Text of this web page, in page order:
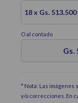
18 x Gs. 513.500
O al contado
Gs.
* Nota: Las
y/o correcciones. En